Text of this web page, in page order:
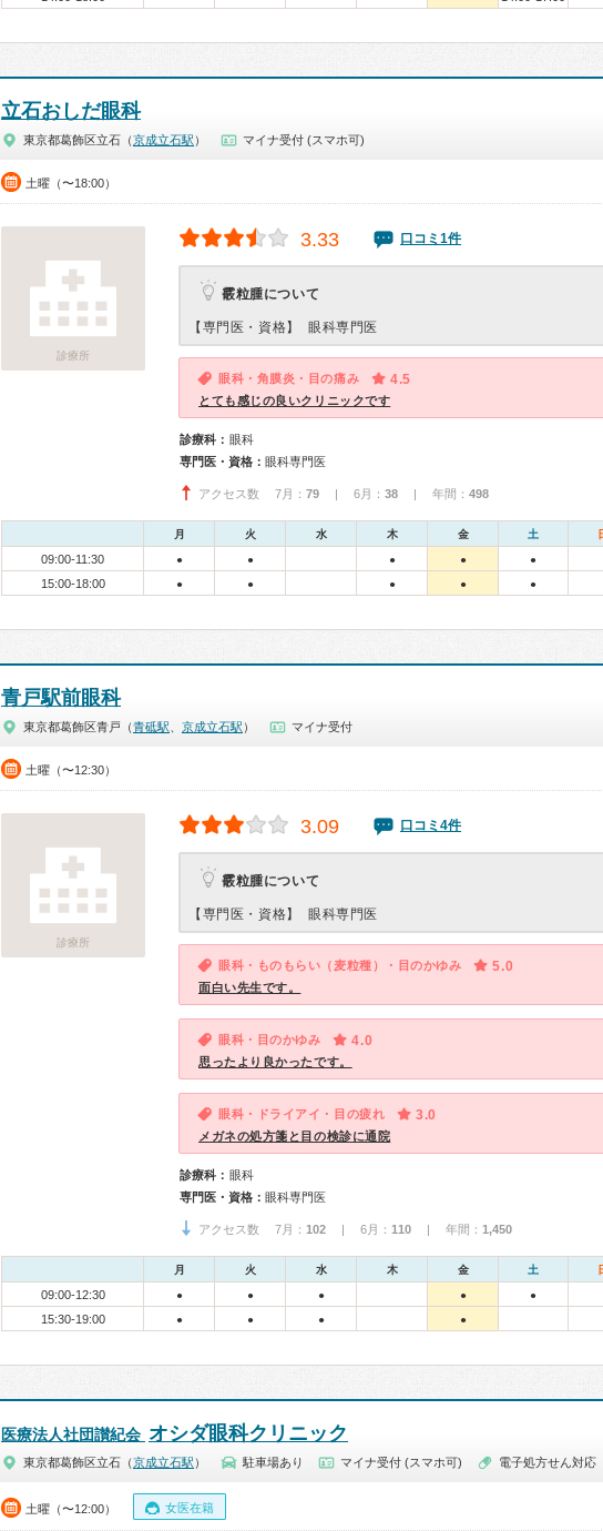
立石おしだ眼科
東京都葛飾区立石（京成立石駅 ） マイナ受付 (スマホ可)
土曜（〜18:00）
診療所
3.33 口コミ1件
霰粒腫について
【専門医・資格】 眼科専門医
眼科・角膜炎・目の痛み 4.5
とても感じの良いクリニックです
診療科： 眼科
専門医・資格： 眼科専門医
アクセス数 7月： 79 | 6月： 38 | 年間： 498
月 火 水 木 金 土
09:00-11:30 ● ● ● ● ●
15:00-18:00 ● ● ● ● ●
青戸駅前眼科
東京都葛飾区青戸（青砥駅 京成立石駅 ） マイナ受付
土曜（〜12:30）
診療所
3.09 口コミ4件
霰粒腫について
【専門医・資格】 眼科専門医
眼科・ものもらい（麦粒種）・目のかゆみ 5.0
面白い先生です。
眼科・目のかゆみ 4.0
思ったより良かったです。
眼科・ドライアイ・目の疲れ 3.0
メガネの処方箋と目の検診に通院
診療科： 眼科
専門医・資格： 眼科専門医
アクセス数 7月： 102 | 6月： 110 | 年間： 1,450
月 火 水 木 金 土
09:00-12:30 ● ● ● ● ●
15:30-19:00 ● ● ● ●
医療法人社団讃紀会 オシダ眼科クリニック
東京都葛飾区立石（京成立石駅 ） 駐車場あり マイナ受付 (スマホ可) 電子処方せん対応
土曜（〜12:00） 女医在籍